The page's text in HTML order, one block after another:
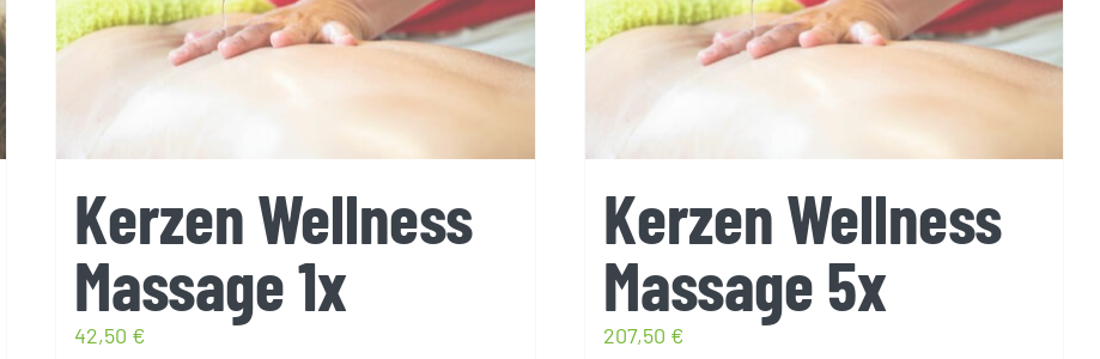
Kerzen Wellness
Massage 1x
42,50 €
Kerzen Wellness
Massage 5x
207,50 €